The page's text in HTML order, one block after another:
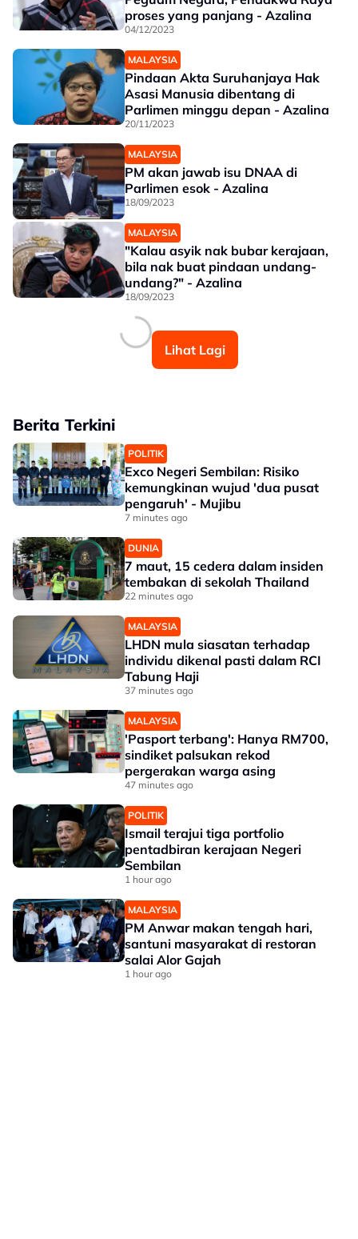
proses yang panjang - Azalina
04/12/2023
MALAYSIA
Pindaan Akta Suruhanjaya Hak
Asasi Manusia dibentang di
Parlimen minggu depan - Azalina
20/11/2023
MALAYSIA
PM akan jawab isu DNAA di
Parlimen esok - Azalina
18/09/2023
MALAYSIA
"Kalau asyik nak bubar kerajaan,
bila nak buat pindaan undang-
undang?" - Azalina
18/09/2023
Lihat Lagi
Berita Terkini
POLITIK
Exco Negeri Sembilan: Risiko
kemungkinan wujud 'dua pusat
pengaruh' - Mujibu
7 minutes ago
DUNIA
7 maut, 15 cedera dalam insiden
tembakan di sekolah Thailand
22 minutes ago
MALAYSIA
LHDN mula siasatan terhadap
individu dikenal pasti dalam RCI
Tabung Haji
37 minutes ago
MALAYSIA
'Pasport terbang': Hanya RM700,
sindiket palsukan rekod
pergerakan warga asing
47 minutes ago
POLITIK
Ismail terajui tiga portfolio
pentadbiran kerajaan Negeri
Sembilan
1 hour ago
MALAYSIA
PM Anwar makan tengah hari,
santuni masyarakat di restoran
salai Alor Gajah
1 hour ago